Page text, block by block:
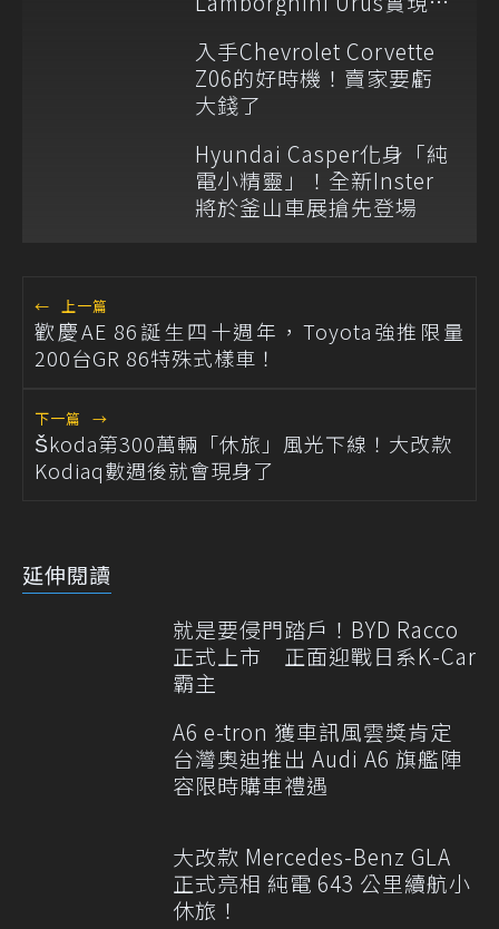
入手Chevrolet Corvette
Z06的好時機！賣家要虧
大錢了
Hyundai Casper化身「純
電小精靈」！全新Inster
將於釜山車展搶先登場
← 上一篇
歡慶AE 86誕生四十週年，Toyota強推限量
200台GR 86特殊式樣車！
下一篇 →
Škoda第300萬輛「休旅」風光下線！大改款
Kodiaq數週後就會現身了
延伸閱讀
就是要侵門踏戶！BYD Racco
正式上市 正面迎戰日系K-Car
霸主
A6 e-tron 獲車訊風雲獎肯定
台灣奧迪推出 Audi A6 旗艦陣
容限時購車禮遇
大改款 Mercedes-Benz GLA
正式亮相 純電 643 公里續航小
休旅！